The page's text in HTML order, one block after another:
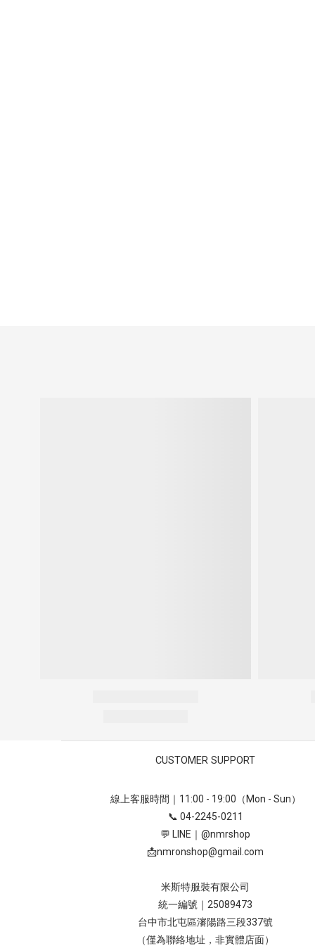
CUSTOMER SUPPORT
線上客服時間｜11:00 - 19:00（Mon - Sun）
📞 04-2245-0211
💬 LINE｜ @nmrshop
📩nmronshop@gmail.com
米斯特服裝有限公司
統一編號｜25089473
台中市北屯區瀋陽路三段337號
（僅為聯絡地址，非實體店面）